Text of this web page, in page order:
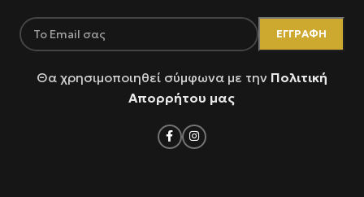
Θα χρησιμοποιηθεί σύμφωνα με την Πολιτική
Απορρήτου μας